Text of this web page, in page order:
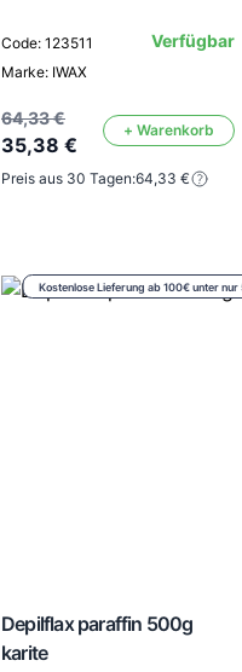
Code: 123511
Marke: IWAX
Verfügbar
64,33 €
35,38 €
+ Warenkorb
Preis aus 30 Tagen:64,33 €
Kostenlose Lieferung ab 100€ unter nur
Depilflax paraffin 500g
karite